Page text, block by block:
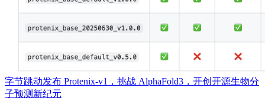
字节跳动发布 Protenix-v1，挑战 AlphaFold3，开创开源生物分
子预测新纪元